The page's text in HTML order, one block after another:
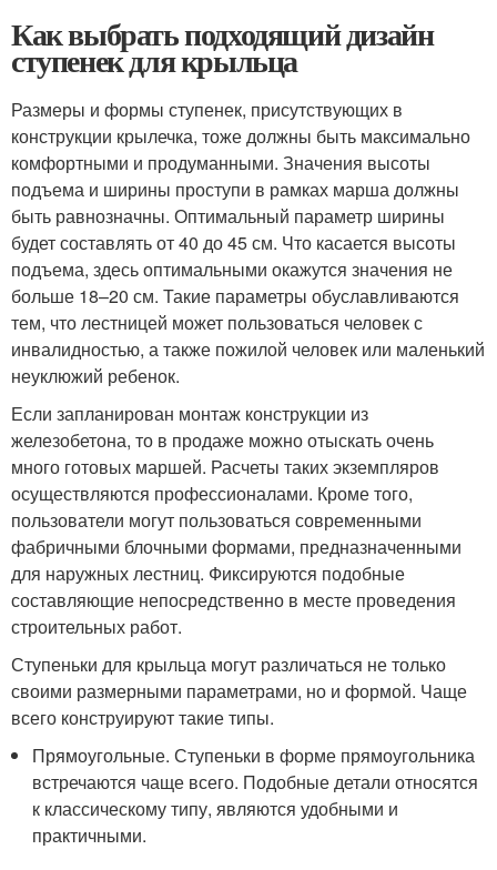
Как выбрать подходящий дизайн
ступенек для крыльца
Размеры и формы ступенек, присутствующих в
конструкции крылечка, тоже должны быть максимально
комфортными и продуманными. Значения высоты
подъема и ширины проступи в рамках марша должны
быть равнозначны. Оптимальный параметр ширины
будет составлять от 40 до 45 см. Что касается высоты
подъема, здесь оптимальными окажутся значения не
больше 18–20 см. Такие параметры обуславливаются
тем, что лестницей может пользоваться человек с
инвалидностью, а также пожилой человек или маленький
неуклюжий ребенок.
Если запланирован монтаж конструкции из
железобетона, то в продаже можно отыскать очень
много готовых маршей. Расчеты таких экземпляров
осуществляются профессионалами. Кроме того,
пользователи могут пользоваться современными
фабричными блочными формами, предназначенными
для наружных лестниц. Фиксируются подобные
составляющие непосредственно в месте проведения
строительных работ.
Ступеньки для крыльца могут различаться не только
своими размерными параметрами, но и формой. Чаще
всего конструируют такие типы.
Прямоугольные. Ступеньки в форме прямоугольника
встречаются чаще всего. Подобные детали относятся
к классическому типу, являются удобными и
практичными.